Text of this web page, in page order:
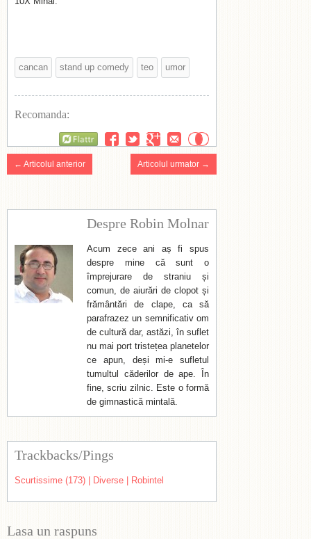
cancan stand up comedy teo umor
Recomanda:
← Articolul anterior Articolul urmator →
Despre Robin Molnar
Acum zece ani aș fi spus
despre mine că sunt o
împrejurare de straniu și
comun, de aiurări de clopot și
frământări de clape, ca să
parafrazez un semnificativ om
de cultură dar, astăzi, în suflet
nu mai port tristețea planetelor
ce apun, deși mi-e sufletul
tumultul căderilor de ape. În
fine, scriu zilnic. Este o formă
de gimnastică mintală.
Trackbacks/Pings
Scurtissime (173) | Diverse | Robintel
Lasa un raspuns